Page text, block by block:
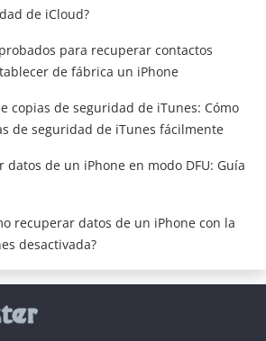
de iCloud?
para recuperar contactos
de fábrica un iPhone
copias de seguridad de iTunes: Cómo
de seguridad de iTunes fácilmente
datos de un iPhone en modo DFU: Guía
recuperar datos de un iPhone con la
desactivada?